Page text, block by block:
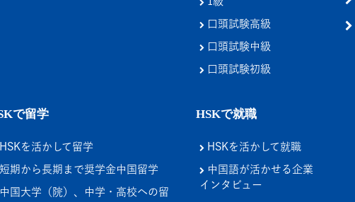
口頭試験高級
口頭試験中級
口頭試験初級
で留学
を活かして留学
期から長期まで奨学金中国留学
国大学（院）、中学・高校への留
HSKで就職
HSKを活かして就職
中国語が活かせる企業
インタビュー